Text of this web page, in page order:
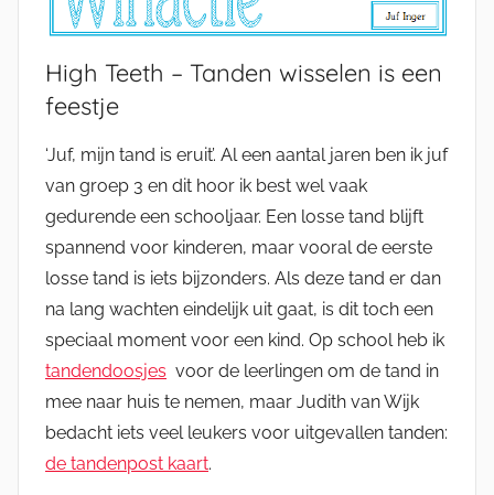
High Teeth – Tanden wisselen is een
feestje
‘Juf, mijn tand is eruit’. Al een aantal jaren ben ik juf
van groep 3 en dit hoor ik best wel vaak
gedurende een schooljaar. Een losse tand blijft
spannend voor kinderen, maar vooral de eerste
losse tand is iets bijzonders. Als deze tand er dan
na lang wachten eindelijk uit gaat, is dit toch een
speciaal moment voor een kind. Op school heb ik
tandendoosjes voor de leerlingen om de tand in
mee naar huis te nemen, maar Judith van Wijk
bedacht iets veel leukers voor uitgevallen tanden:
de tandenpost kaart.